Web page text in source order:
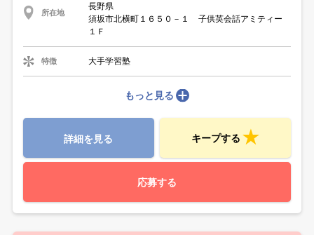
所在地
長野県
須坂市北横町１６５０－１ 子供英会話アミティー
１Ｆ
特徴 大手学習塾
もっと見る
詳細を見る キープする
応募する